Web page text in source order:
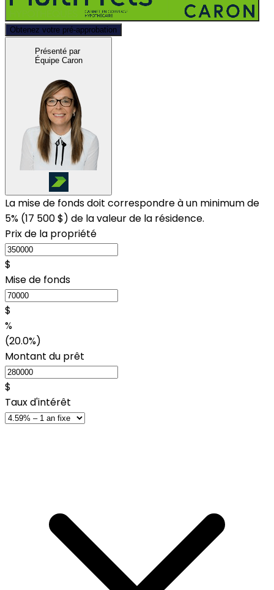
Obtenez votre pré-approbation
Présenté par
Équipe Caron
La mise de fonds doit correspondre à un minimum de
5% (17 500 $) de la valeur de la résidence.
Prix de la propriété
$
Mise de fonds
$
%
(20.0%)
Montant du prêt
$
Taux d'intérêt